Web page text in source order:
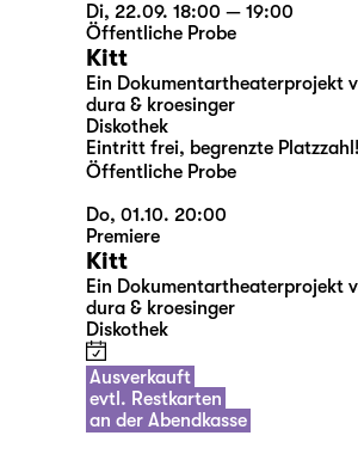
Di, 22.09. 18:00 — 19:00
Öffentliche Probe
Kitt
Ein Dokumentartheaterprojekt
dura & kroesinger
Diskothek
Eintritt frei, begrenzte Platzzahl!
Öffentliche Probe
Do, 01.10. 20:00
Premiere
Kitt
Ein Dokumentartheaterprojekt
dura & kroesinger
Diskothek
Ausverkauft
evtl. Restkarten
an der Abendkasse